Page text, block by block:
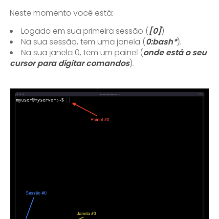
Neste momento você está:
Logado em sua primeira sessão ([0]).
Na sua sessão, tem uma janela (0:bash*).
Na sua janela 0, tem um painel (onde está o seu
cursor para digitar comandos).